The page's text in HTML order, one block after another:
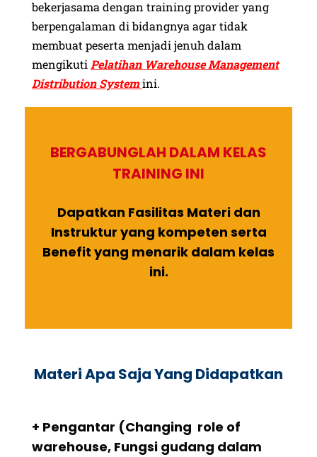
bekerjasama dengan training provider yang
berpengalaman di bidangnya agar tidak
membuat peserta menjadi jenuh dalam
mengikuti Pelatihan Warehouse Management
Distribution Systemini.
BERGABUNGLAH DALAM KELAS
TRAINING INI
Dapatkan Fasilitas Materi dan
Instruktur yang kompeten serta
Benefit yang menarik dalam kelas
ini.
Materi Apa Saja Yang Didapatkan
+ Pengantar (Changing role of
warehouse, Fungsi gudang dalam